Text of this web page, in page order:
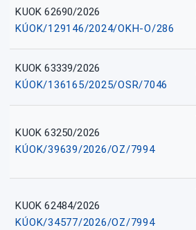
KUOK 62690/2026
KÚOK/129146/2024/OKH-O/286
KUOK 63339/2026
KÚOK/136165/2025/OSR/7046
KUOK 63250/2026
KÚOK/39639/2026/OZ/7994
KUOK 62484/2026
KÚOK/34577/2026/OZ/7994